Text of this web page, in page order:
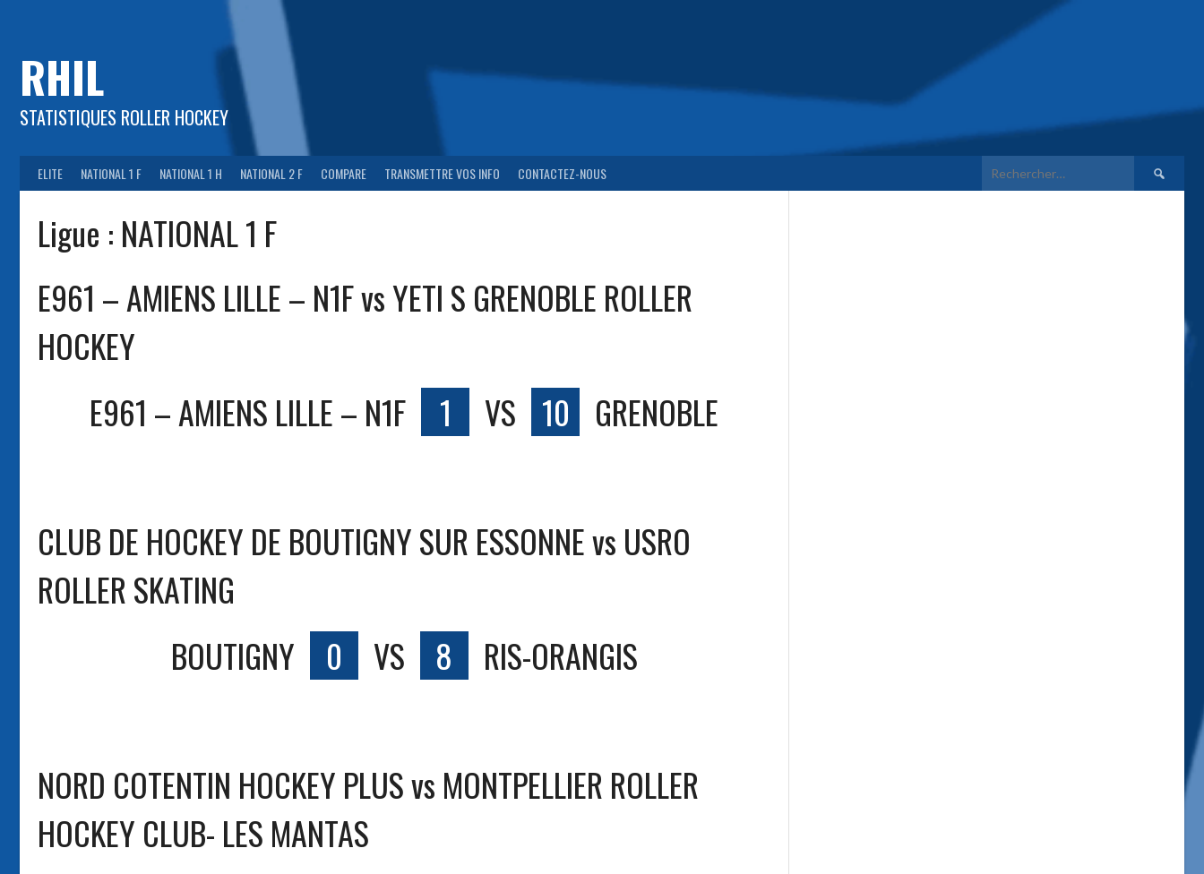
RHIL
STATISTIQUES ROLLER HOCKEY
ELITE NATIONAL 1 F NATIONAL 1 H NATIONAL 2 F COMPARE TRANSMETTRE VOS INFO CONTACTEZ-NOUS
Ligue : NATIONAL 1 F
E961 – AMIENS LILLE – N1F vs YETI S GRENOBLE ROLLER
HOCKEY
E961 – AMIENS LILLE – N1F
1 VS 10 GRENOBLE
CLUB DE HOCKEY DE BOUTIGNY SUR ESSONNE vs USRO
ROLLER SKATING
BOUTIGNY
0 VS 8 RIS-ORANGIS
NORD COTENTIN HOCKEY PLUS vs MONTPELLIER ROLLER
HOCKEY CLUB- LES MANTAS